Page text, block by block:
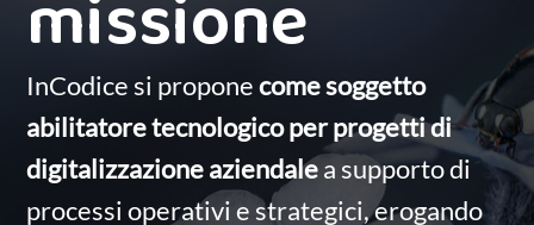
InCodice si proponecome soggetto
abilitatore tecnologico per progetti di
digitalizzazione aziendalea supporto di
processi operativi e strategici, erogando